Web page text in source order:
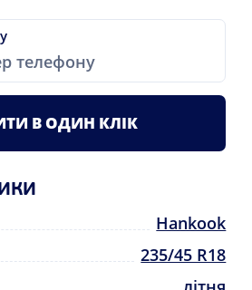
В ОДИН КЛІК
Hankook
235/45 R18